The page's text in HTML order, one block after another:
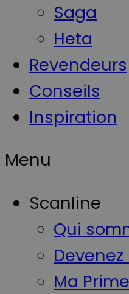
Saga
Heta
Revendeurs
Conseils
Inspiration
Menu
Scanline
Qui
Ma